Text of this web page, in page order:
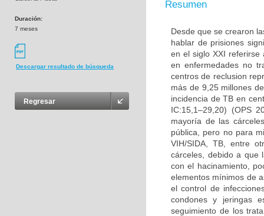
Duración:
7 meses
Descargar resultado de búsqueda
Regresar
Resumen
Desde que se crearon
hablar de prisiones
en el siglo XXI referirse
en enfermedades no
centros de reclusion
más de 9,25 millones
incidencia de TB en
IC:15,1–29,20) (OPS
mayoría de las
pública, pero no para
VIH/SIDA, TB, entre
cárceles, debido a que
con el hacinamiento,
elementos mínimos de
el control de
condones y jeringas
seguimiento de los